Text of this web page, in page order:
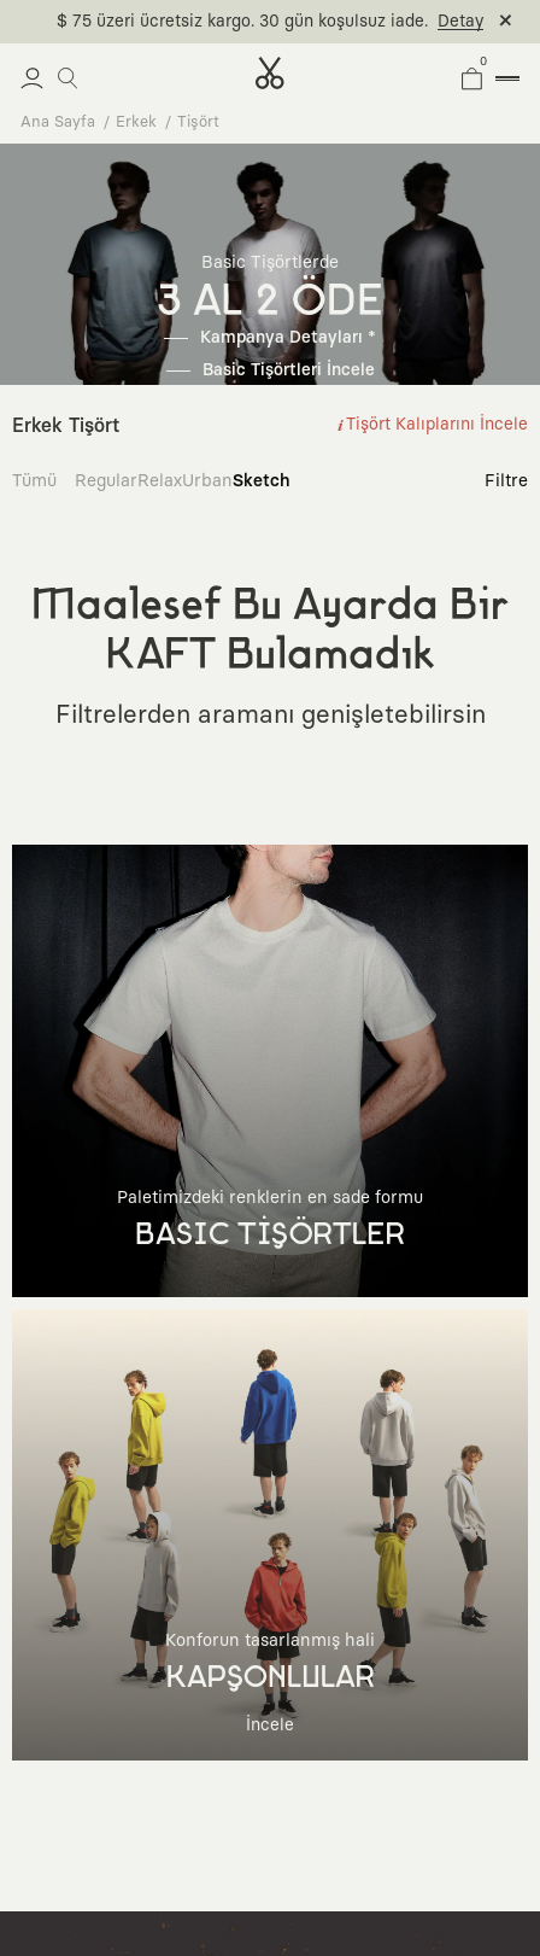
$ 75 üzeri ücretsiz kargo. 30 gün koşulsuz iade. Detay
0
Ana Sayfa Erkek Tişört
Basic Tişörtlerde
3 AL 2 ÖDE
Kampanya Detayları *
Basic Tişörtleri İncele
Erkek Tişört Tişört Kalıplarını İncele
Tümü RegularRelaxUrbanSketch Filtre
Maalesef Bu Ayarda Bir
KAFT Bulamadık
Filtrelerden aramanı genişletebilirsin
Paletimizdeki renklerin en sade formu
BASIC TİŞÖRTLER
Konforun tasarlanmış hali
KAPŞONLULAR
İncele